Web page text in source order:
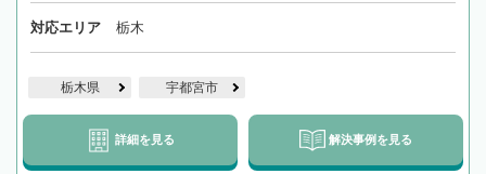
対応エリア 栃木
栃木県 宇都宮市
詳細を見る 解決事例を見る